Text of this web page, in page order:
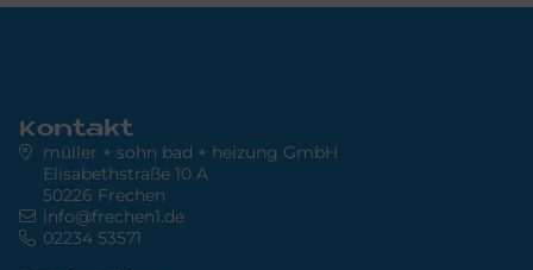
Kontakt
müller + sohn bad + heizung GmbH
Elisabethstraße 10 A
50226 Frechen
info@frechen1.de
02234 53571